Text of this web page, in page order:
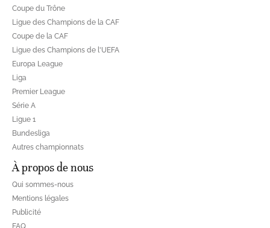
Coupe du Trône
Ligue des Champions de la CAF
Coupe de la CAF
Ligue des Champions de l'UEFA
Europa League
Liga
Premier League
Série A
Ligue 1
Bundesliga
Autres championnats
À propos de nous
Qui sommes-nous
Mentions légales
Publicité